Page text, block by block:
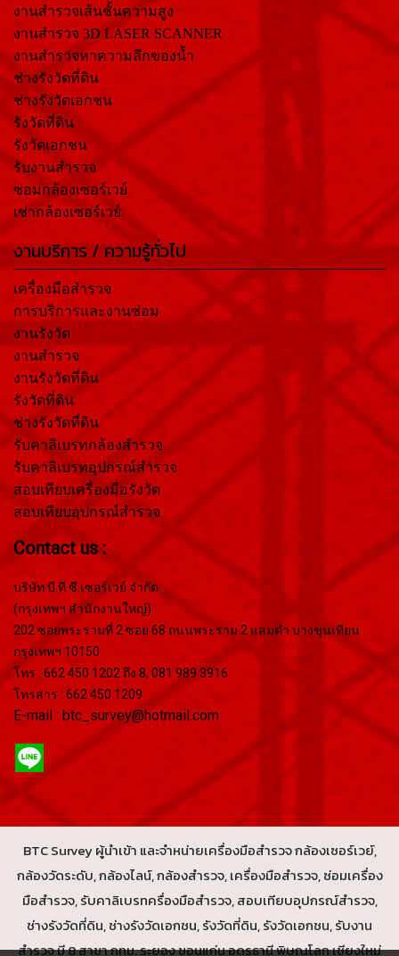
งานสำรวจเส้นชั้นความสูง
งานสำรวจ 3D LASER SCANNER
งานสำรวจหาความลึกของน้ำ
ช่างรังวัดที่ดิน
ช่างรังวัดเอกชน
รังวัดที่ดิน
รังวัดเอกชน
รับงานสำรวจ
ซ่อมกล้องเซอร์เวย์
เช่ากล้องเซอร์เวย์
งานบริการ / ความรู้ทั่วไป
เครื่องมือสำรวจ
การบริการและงานซ่อม
งานรังวัด
งานสำรวจ
งานรังวัดที่ดิน
รังวัดที่ดิน
ช่างรังวัดที่ดิน
รับคาลิเบรทกล้องสำรวจ
รับคาลิเบรทอุปกรณ์สำรวจ
สอบเทียบเครื่องมือรังวัด
สอบเทียบอุปกรณ์สำรวจ
Contact us :
บริษัท บี.ที.ซี.เซอร์เวย์ จำกัด
(กรุงเทพฯ สำนักงานใหญ่)
202 ซอยพระรามที่ 2 ซอย 68 ถนนพระราม 2 แสมดำ บางขุนเทียน
กรุงเทพฯ 10150
โทร : 662 450 1202 ถึง 8, 081 989 3916
โทรสาร : 662 450 1209
E-mail : btc_survey@hotmail.com
BTC Survey ผู้นำเข้า และจำหน่ายเครื่องมือสำรวจ กล้องเซอร์เวย์,
กล้องวัดระดับ, กล้องไลน์, กล้องสำรวจ, เครื่องมือสำรวจ, ซ่อมเครื่อง
มือสำรวจ, รับคาลิเบรทครื่องมือสำรวจ, สอบเทียบอุปกรณ์สำรวจ,
ช่างรังวัดที่ดิน, ช่างรังวัดเอกชน, รังวัดที่ดิน, รังวัดเอกชน, รับงาน
สำรวจ มี 8 สาขา กทม. ระยอง ขอนแก่น อุดรธานี พิษณุโลก เชียงใหม่